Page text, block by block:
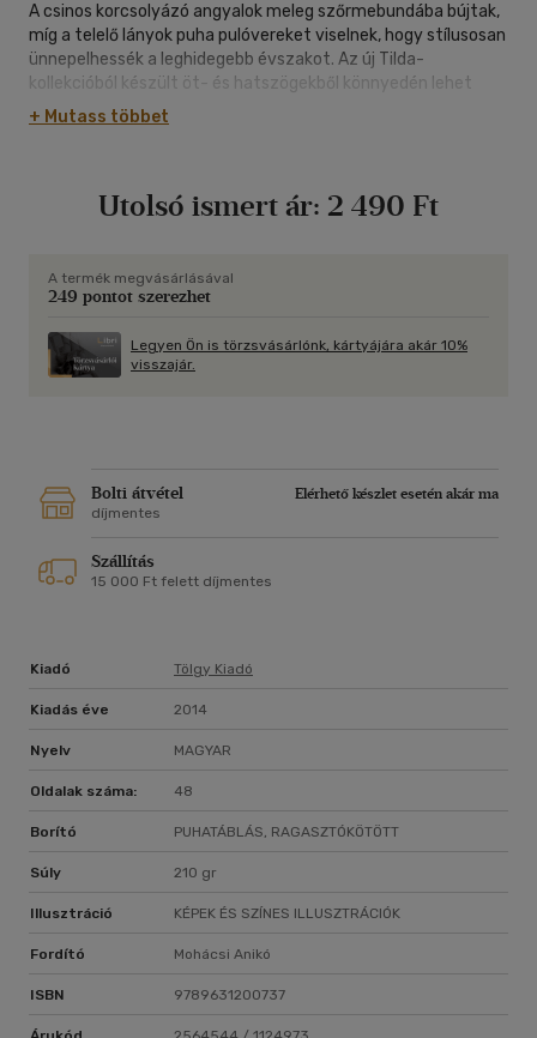
A csinos korcsolyázó angyalok meleg szőrmebundába bújtak,
míg a telelő lányok puha pulóvereket viselnek, hogy stílusosan
ünnepelhessék a leghidegebb évszakot. Az új Tilda-
kollekcióból készült öt- és hatszögekből könnyedén lehet
labda vagy tányéralátét, de a csodás anyagokból
párnahuzatot vagy akár takarót is varrhatunk. A Mikulást,
még az imádni való jegesmedvék is, akik a legkisebbeket
+ Mutass többet
Utolsó ismert ár: 2 490 Ft
A termék megvásárlásával
249 pontot szerezhet
Legyen Ön is törzsvásárlónk, kártyájára akár 10%
visszajár.
Bolti átvétel
Elérhető készlet esetén akár ma
díjmentes
Szállítás
15 000 Ft felett díjmentes
Kiadó Tölgy Kiadó
Kiadás éve 2014
Nyelv MAGYAR
Oldalak száma: 48
Borító PUHATÁBLÁS, RAGASZTÓKÖTÖTT
Súly 210 gr
Illusztráció KÉPEK ÉS SZÍNES ILLUSZTRÁCIÓK
Fordító Mohácsi Anikó
ISBN 9789631200737